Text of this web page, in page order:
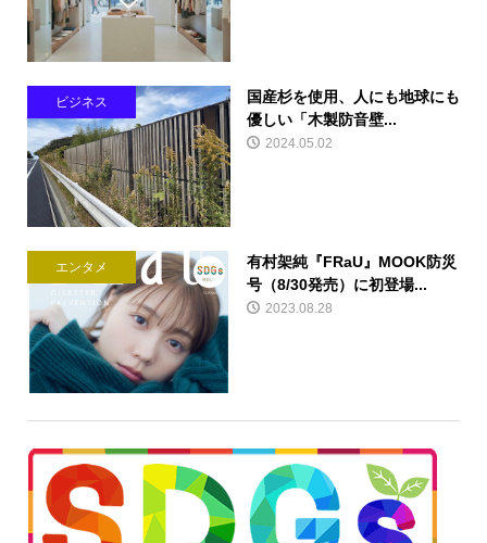
ビジネス
国産杉を使用、人にも地球にも
優しい「木製防音壁...
2024.05.02
エンタメ
有村架純『FRaU』MOOK防災
号（8/30発売）に初登場...
2023.08.28